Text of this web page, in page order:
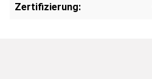
Zertifizierung: